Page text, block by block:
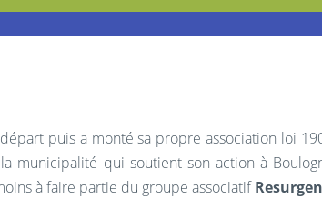
puis a monté sa propre association loi
municipalité qui soutient son action à
à faire partie du groupe associatifResurgen